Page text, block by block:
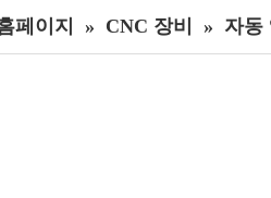
페이지 » CNC 장비 » 자동